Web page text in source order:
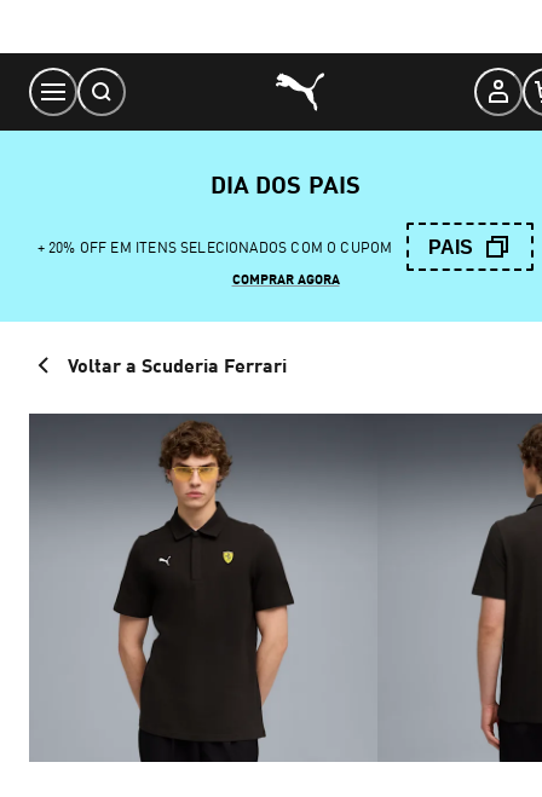
Content
DIA DOS PAIS
+ 20% OFF EM ITENS SELECIONADOS COM O CUPOM PAIS
COMPRAR AGORA
Voltar a Scuderia Ferrari